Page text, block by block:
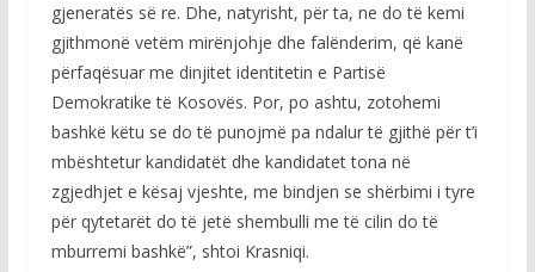
gjeneratës së re. Dhe, natyrisht, për ta, ne do të kemi
gjithmonë vetëm mirënjohje dhe falënderim, që kanë
përfaqësuar me dinjitet identitetin e Partisë
Demokratike të Kosovës. Por, po ashtu, zotohemi
bashkë këtu se do të punojmë pa ndalur të gjithë për t’i
mbështetur kandidatët dhe kandidatet tona në
zgjedhjet e kësaj vjeshte, me bindjen se shërbimi i tyre
për qytetarët do të jetë shembulli me të cilin do të
mburremi bashkë”, shtoi Krasniqi.